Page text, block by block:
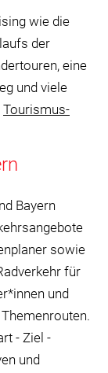
wie die
der
eine
und viele
Tourismus-
Bayern
sowie
für
und
- Ziel -
und